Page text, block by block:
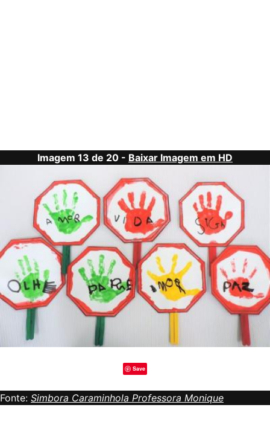
Imagem 13 de 20 - Baixar Imagem em HD
Save
Fonte: Simbora Caraminhola Professora Monique